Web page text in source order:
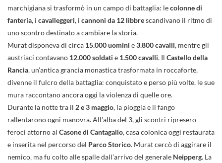
marchigiana si trasformò in un campo di battaglia: lecolonne di
fanteria, i cavalleggeri, i cannoni da 12 libbrescandivano il ritmo di
uno scontro destinato a cambiare la storia.
Murat disponeva di circa 15.000 uomini e3.800 cavalli, mentre gli
austriaci contavano 12.000 soldati e 1.500 cavalli. Il Castello della
Rancia, un’antica grancia monastica trasformata in roccaforte,
divenne il fulcro della battaglia: conquistato e perso più volte, le sue
mura raccontano ancora oggi la violenza di quelle ore.
Durante la notte tra il 2 e 3 maggio, la pioggia e il fango
rallentarono ogni manovra. All’alba del 3, gli scontri ripresero
feroci attorno al Casone di Cantagallo, casa colonica oggi restaurata
e inserita nel percorso del Parco Storico. Murat cercò di aggirare il
nemico, ma fu colto alle spalle dall’arrivo del generale Neipperg. La